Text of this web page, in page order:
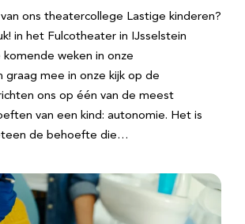
ons theatercollege Lastige kinderen?
in het Fulcotheater in IJsselstein
weken in onze
graag mee in onze kijk op de
ons op één van de meest
van een kind: autonomie. Het is
de behoefte die…